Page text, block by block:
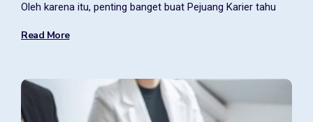
Oleh karena itu, penting banget buat Pejuang Karier tahu
Read More